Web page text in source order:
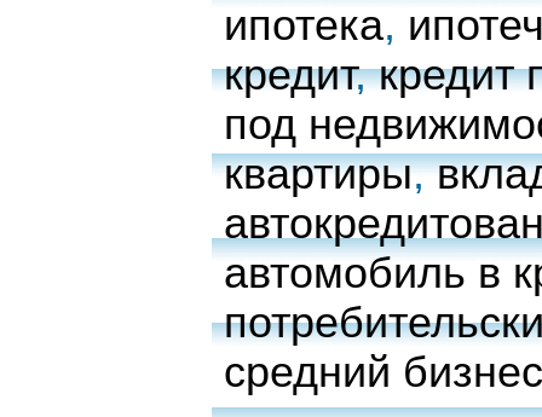
ипотека,
кредит,кредит
под
квартиры,
автомобиль в
средний бизнес